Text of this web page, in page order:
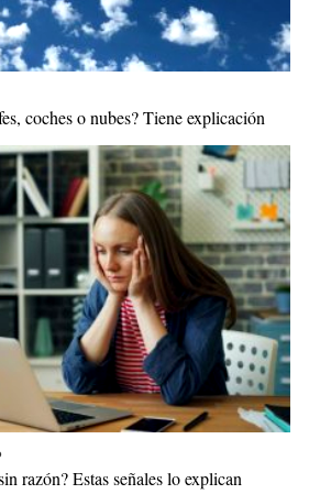
coches o nubes? Tiene explicación
razón? Estas señales lo explican